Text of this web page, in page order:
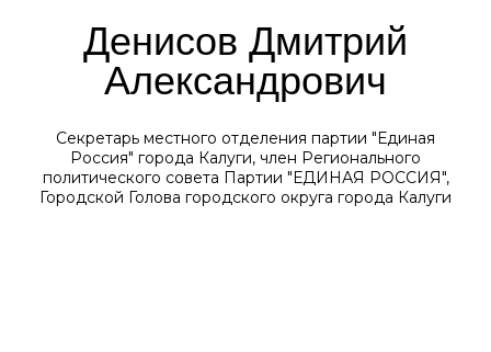
Денисов Дмитрий
Александрович
Секретарь местного отделения партии "Единая
Россия" города Калуги, член Регионального
политического совета Партии "ЕДИНАЯ РОССИЯ",
Городской Голова городского округа города Калуги